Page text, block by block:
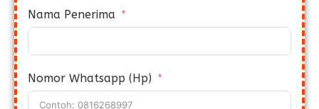
Nama Penerima
Nomor Whatsapp (Hp)